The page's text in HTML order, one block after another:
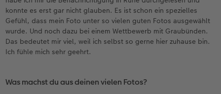
konnte es erst gar nicht glauben. Es ist schon ein spezielles
Gefühl, dass mein Foto unter so vielen guten Fotos ausgewählt
wurde. Und noch dazu bei einem Wettbewerb mit Graubünden.
Das bedeutet mir viel, weil ich selbst so gerne hier zuhause bin.
Ich fühle mich sehr geehrt.
Was machst du aus deinen vielen Fotos?